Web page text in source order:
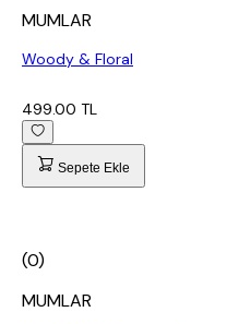
MUMLAR
Woody & Floral
499.00 TL
Sepete Ekle
(0)
MUMLAR